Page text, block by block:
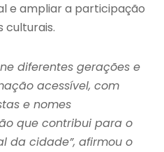
e ampliar a participação
culturais.
diferentes gerações e
acessível, com
e nomes
que contribui para o
da cidade”, afirmou o